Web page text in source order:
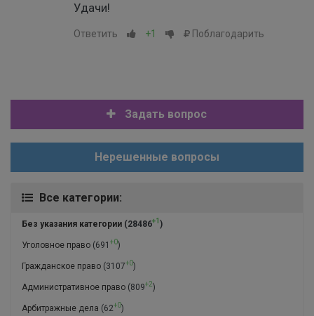
Удачи!
Ответить +1 Поблагодарить
Задать вопрос
Нерешенные вопросы
Все категории:
Без указания категории (28486+1 )
Уголовное право (691 +0)
Гражданское право (3107+0)
Административное право (809+2)
Арбитражные дела (62+0)